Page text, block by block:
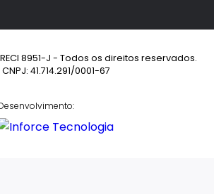
8951-J - Todos os direitos reservados.
CNPJ: 41.714.291/0001-67